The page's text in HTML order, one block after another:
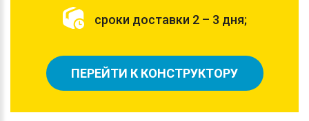
сроки доставки 2 – 3 дня;
ПЕРЕЙТИ К КОНСТРУКТОРУ